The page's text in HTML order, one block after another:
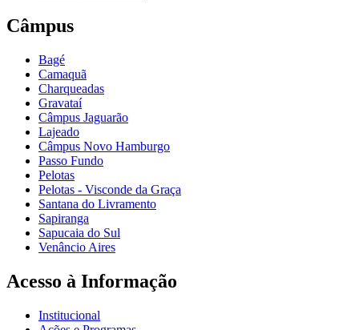
Câmpus
Bagé
Camaquã
Charqueadas
Gravataí
Câmpus Jaguarão
Lajeado
Câmpus Novo Hamburgo
Passo Fundo
Pelotas
Pelotas - Visconde da Graça
Santana do Livramento
Sapiranga
Sapucaia do Sul
Venâncio Aires
Acesso à Informação
Institucional